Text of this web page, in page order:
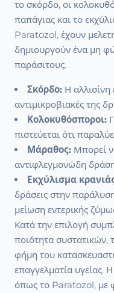
το σκόρδο, οι
παπάγιας και το
Paratozol, έχουν
δημιουργούν ένα μη
παράσιτους.
Σκόρδο: Η αλλισίνη
αντιμικροβιακές της
Κολοκυθόσποροι:
πιστεύεται ότι
Μάραθος: Μπορεί
αντιφλεγμονώδη
Εκχύλισμα
δράσεις στην
μείωση εντερικής
Κατά την επιλογή
ποιότητα συστατικών,
φήμη του
επαγγελματία υγείας.
όπως το Paratozol, με